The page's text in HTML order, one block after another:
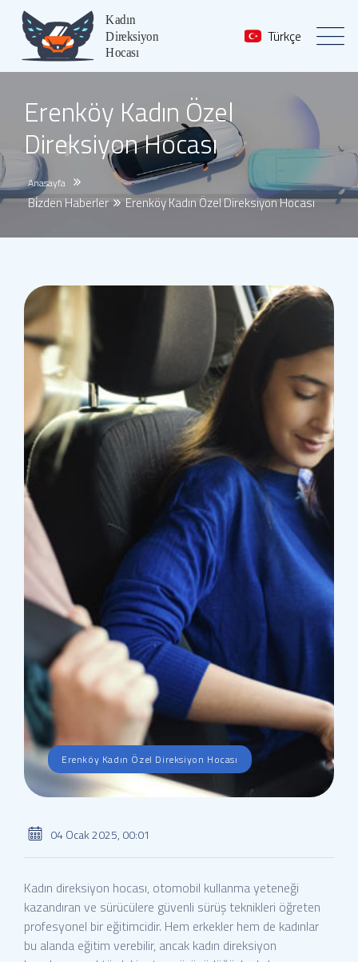
Türkçe
Erenköy Kadın Özel
Direksiyon Hocası
Anasayfa
Bi̇zden Haberler Erenköy Kadın Özel Direksiyon Hocası
Erenköy Kadın Özel Direksiyon Hocası
04 Ocak 2025, 00:01
Kadın direksiyon hocası, otomobil kullanma yeteneği
kazandıran ve sürücülere güvenli sürüş teknikleri öğreten
profesyonel bir eğitimcidir. Hem erkekler hem de kadınlar
bu alanda eğitim verebilir, ancak kadın direksiyon